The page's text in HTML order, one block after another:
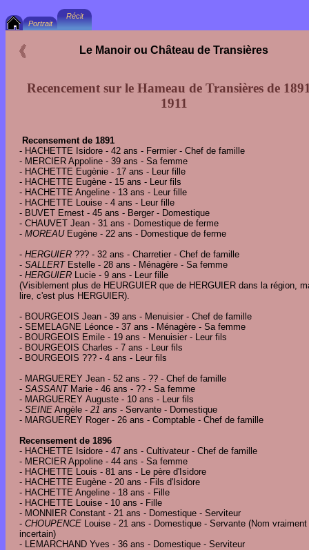
Le Manoir ou Château de Transières
Recencement sur le Hameau de Transières de
1911
Recensement de 1891
- HACHETTE Isidore - 42 ans - Fermier - Chef de famille
- MERCIER Appoline - 39 ans - Sa femme
- HACHETTE Eugènie - 17 ans - Leur fille
- HACHETTE Eugène - 15 ans - Leur fils
- HACHETTE Angeline - 13 ans - Leur fille
- HACHETTE Louise - 4 ans - Leur fille
- BUVET Ernest - 45 ans - Berger - Domestique
- CHAUVET Jean - 31 ans - Domestique de ferme
- MOREAUEugène - 22 ans - Domestique de ferme
- HERGUIER ??? - 32 ans - Charretier - Chef de famille
- SALLERTEstelle - 28 ans - Ménagère - Sa femme
- HERGUIER Lucie - 9 ans - Leur fille
(Visiblement plus de HEURGUIER que de HERGUIER dans la région,
lire, c'est plus HERGUIER).
- BOURGEOIS Jean - 39 ans - Menuisier - Chef de famille
- SEMELAGNE Léonce - 37 ans - Ménagère - Sa femme
- BOURGEOIS Emile - 19 ans - Menuisier - Leur fils
- BOURGEOIS Charles - 7 ans - Leur fils
- BOURGEOIS ??? - 4 ans - Leur fils
- MARGUEREY Jean - 52 ans - ?? - Chef de famille
- SASSANTMarie - 46 ans - ?? - Sa femme
- MARGUEREY Auguste - 10 ans - Leur fils
- SEINE Angèle - 21 ans - Servante - Domestique
- MARGUEREY Roger - 26 ans - Comptable - Chef de famille
Recensement de 1896
- HACHETTE Isidore - 47 ans - Cultivateur - Chef de famille
- MERCIER Appoline - 44 ans - Sa femme
- HACHETTE Louis - 81 ans - Le père d'Isidore
- HACHETTE Eugène - 20 ans - Fils d'Isidore
- HACHETTE Angeline - 18 ans - Fille
- HACHETTE Louise - 10 ans - Fille
- MONNIER Constant - 21 ans - Domestique - Serviteur
- CHOUPENCE Louise - 21 ans - Domestique - Servante (Nom vraiment
incertain)
- LEMARCHAND Yves - 36 ans - Domestique - Serviteur